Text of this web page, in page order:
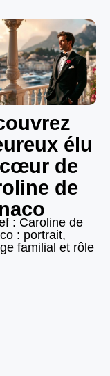
élu
de
de
: Caroline de
: portrait,
familial et rôle